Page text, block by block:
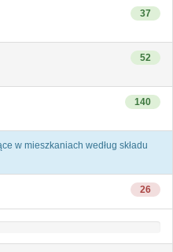
37
52
140
w mieszkaniach według składu
26